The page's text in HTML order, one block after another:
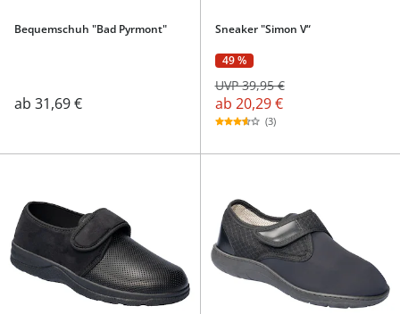
Bequemschuh "Bad Pyrmont"
ab 31,69 €
Sneaker "Simon V“
49 %
ab 20,29 €
UVP 39,95 €
(3)